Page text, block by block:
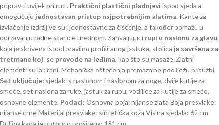
pripravci uvijek pri ruci. Praktični plastični pladnjevi ispod sjedala
omogućuju jednostavan pristup najpotrebnijim alatima. Kante za
izvlačenje izdržljive su i jednostavne za čišćenje, a također pomažu u
održavanju radne stanice urednom. Zahvaljujući rupi u naslonu za glavu,
koja je skrivena ispod pravilno profiliranog jastuka, stolica je savršena za
tretmane koji se provode na leđima, kao što su masaže. Zlatni
elementi su lakirani. Mehanička oštećenja premaza ne podliježu pritužbi.
Set uključuje: sjedalo s naslonom i naslonom za noge, dvije kutije za
smeće, set naslona za ruke, jastuk za rupu, vodilice za kutije za smeće,
osnovne elemente. Podaci: Osnovna boja: nijanse zlata Boja presvlake:
nijanse crne Materijal presvlake: sintetička koža Visina sjedala: 62 cm